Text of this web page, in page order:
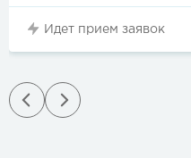
Идет прием заявок